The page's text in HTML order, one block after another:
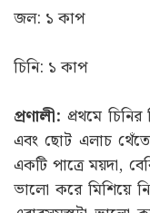
গোলাপজল: ১ চা চামচ
জল: ১ কাপ